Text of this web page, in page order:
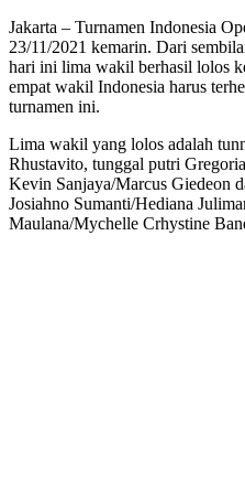
Jakarta – Turnamen Indonesia
23/11/2021 kemarin. Dari
hari ini lima wakil berhasil lolos
empat wakil Indonesia harus
turnamen ini.
Lima wakil yang lolos adalah
Rhustavito, tunggal putri
Kevin Sanjaya/Marcus Giedeon
Josiahno Sumanti/Hediana
Maulana/Mychelle Crhystine